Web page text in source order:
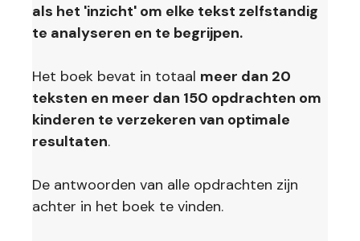
als het 'inzicht' om elke tekst zelfstandig
te analyseren en te begrijpen.
Het boek bevat in totaal meer dan 20
teksten en meer dan 150 opdrachten om
kinderen te verzekeren van optimale
resultaten.
De antwoorden van alle opdrachten zijn
achter in het boek te vinden.